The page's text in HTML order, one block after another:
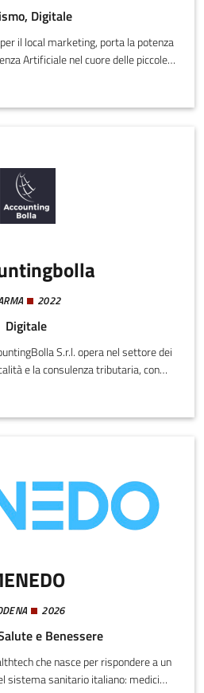
Digitale
il local marketing, porta la potenza
Artificiale nel cuore delle piccole
locale, settori spesso esclusi
2022
Digitale
S.r.l. opera nel settore dei
e la consulenza tributaria, con
2026
e Benessere
che nasce per rispondere a un
sistema sanitario italiano: medici